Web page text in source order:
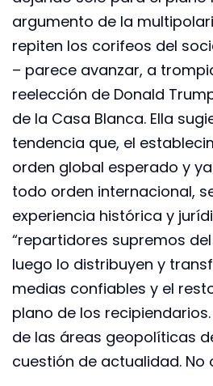
argumento de la
repiten los corifeos del
– parece avanzar, a
reelección de Donald
de la Casa Blanca. Ella
tendencia que, el
orden global esperado y
todo orden internacional,
experiencia histórica y
“repartidores supremos del
luego lo distribuyen y
medias confiables y el
plano de los
de las áreas geopolíticas
cuestión de actualidad. No